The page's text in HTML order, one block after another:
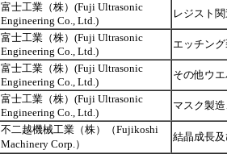
富士工業（株）(Fuji Ultrasonic
Engineering Co., Ltd.)
レジスト
富士工業（株）(Fuji Ultrasonic
Engineering Co., Ltd.)
エッチン
富士工業（株）(Fuji Ultrasonic
Engineering Co., Ltd.)
その他ウ
富士工業（株）(Fuji Ultrasonic
Engineering Co., Ltd.)
マスク製
不二越機械工業（株）（Fujikoshi
Machinery Corp.）
結晶成長